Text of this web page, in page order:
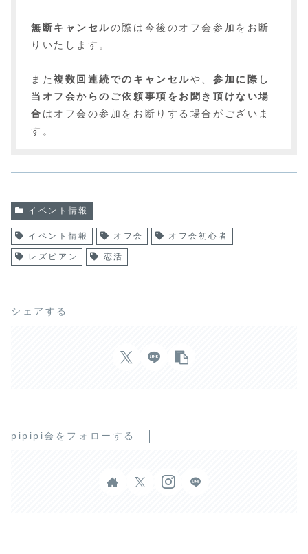
無断キャンセルの際は今後のオフ会参加をお断
りいたします。
また複数回連続でのキャンセルや、 参加に際し
当オフ会からのご依頼事項をお聞き頂けない場
合 はオフ会の参加をお断りする場合がございま
す。
イベント情報
イベント情報 オフ会 オフ会初心者
レズビアン 恋活
シェアする
pipipi会をフォローする